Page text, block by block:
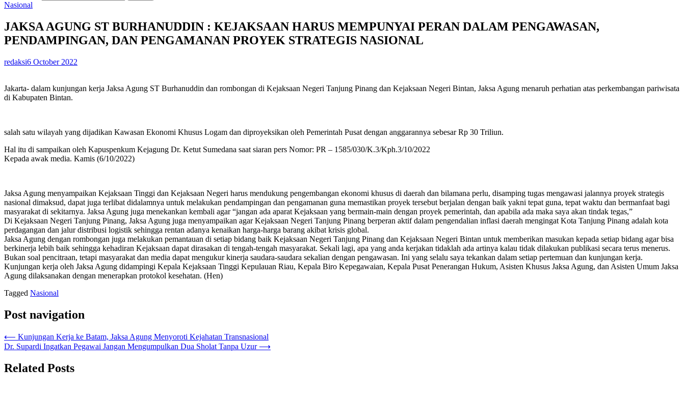
Nasional
JAKSA AGUNG ST BURHANUDDIN : KEJAKSAAN HARUS MEMPUNYAI PERAN DALAM PENGAWASAN,
PENDAMPINGAN, DAN PENGAMANAN PROYEK STRATEGIS NASIONAL
redaksi6 October 2022
Jakarta- dalam kunjungan kerja Jaksa Agung ST Burhanuddin dan rombongan di Kejaksaan Negeri Tanjung Pinang dan Kejaksaan Negeri Bintan, Jaksa Agung menaruh perhatian atas perkembangan pariwisata
di Kabupaten Bintan.
salah satu wilayah yang dijadikan Kawasan Ekonomi Khusus Logam dan diproyeksikan oleh Pemerintah Pusat dengan anggarannya sebesar Rp 30 Triliun.
Hal itu di sampaikan oleh Kapuspenkum Kejagung Dr. Ketut Sumedana saat siaran pers Nomor: PR – 1585/030/K.3/Kph.3/10/2022
Kepada awak media. Kamis (6/10/2022)
Jaksa Agung menyampaikan Kejaksaan Tinggi dan Kejaksaan Negeri harus mendukung pengembangan ekonomi khusus di daerah dan bilamana perlu, disamping tugas mengawasi jalannya proyek strategis
nasional dimaksud, dapat juga terlibat didalamnya untuk melakukan pendampingan dan pengamanan guna memastikan proyek tersebut berjalan dengan baik yakni tepat guna, tepat waktu dan bermanfaat bagi
masyarakat di sekitarnya. Jaksa Agung juga menekankan kembali agar “jangan ada aparat Kejaksaan yang bermain-main dengan proyek pemerintah, dan apabila ada maka saya akan tindak tegas,”
Di Kejaksaan Negeri Tanjung Pinang, Jaksa Agung juga menyampaikan agar Kejaksaan Negeri Tanjung Pinang berperan aktif dalam pengendalian inflasi daerah mengingat Kota Tanjung Pinang adalah kota
perdagangan dan jalur distribusi logistik sehingga rentan adanya kenaikan harga-harga barang akibat krisis global.
Jaksa Agung dengan rombongan juga melakukan pemantauan di setiap bidang baik Kejaksaan Negeri Tanjung Pinang dan Kejaksaan Negeri Bintan untuk memberikan masukan kepada setiap bidang agar bisa
berkinerja lebih baik sehingga kehadiran Kejaksaan dapat dirasakan di tengah-tengah masyarakat. Sekali lagi, apa yang anda kerjakan tidaklah ada artinya kalau tidak dilakukan publikasi secara terus menerus.
Bukan soal pencitraan, tetapi masyarakat dan media dapat mengukur kinerja saudara-saudara sekalian dengan pengawasan. Ini yang selalu saya tekankan dalam setiap pertemuan dan kunjungan kerja.
Kunjungan kerja oleh Jaksa Agung didampingi Kepala Kejaksaan Tinggi Kepulauan Riau, Kepala Biro Kepegawaian, Kepala Pusat Penerangan Hukum, Asisten Khusus Jaksa Agung, dan Asisten Umum Jaksa
Agung dilaksanakan dengan menerapkan protokol kesehatan. (Hen)
Tagged Nasional
Post navigation
⟵ Kunjungan Kerja ke Batam, Jaksa Agung Menyoroti Kejahatan Transnasional
Dr. Supardi Ingatkan Pegawai Jangan Mengumpulkan Dua Sholat Tanpa Uzur ⟶
Related Posts